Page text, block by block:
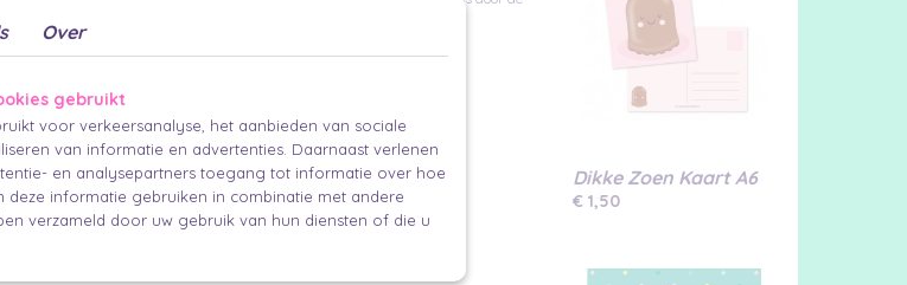
deze kaart wilt sturen:
design– ijsje met een happy face en discodip details.
– gedrukt op dik 400 grams mat papier.
– geschikt voor verjaardagen, bedankjes of just because.
– een kaartje dat letterlijk happiness uitstraalt.
Ansichtkaart
Dikke Zoen Kaart A6
€ 1,50
Over
gebruikt
voor verkeersanalyse, het aanbieden van sociale
van informatie en advertenties. Daarnaast verlenen
en analysepartners toegang tot informatie over hoe
deze informatie gebruiken in combinatie met andere
verzameld door uw gebruik van hun diensten of die u